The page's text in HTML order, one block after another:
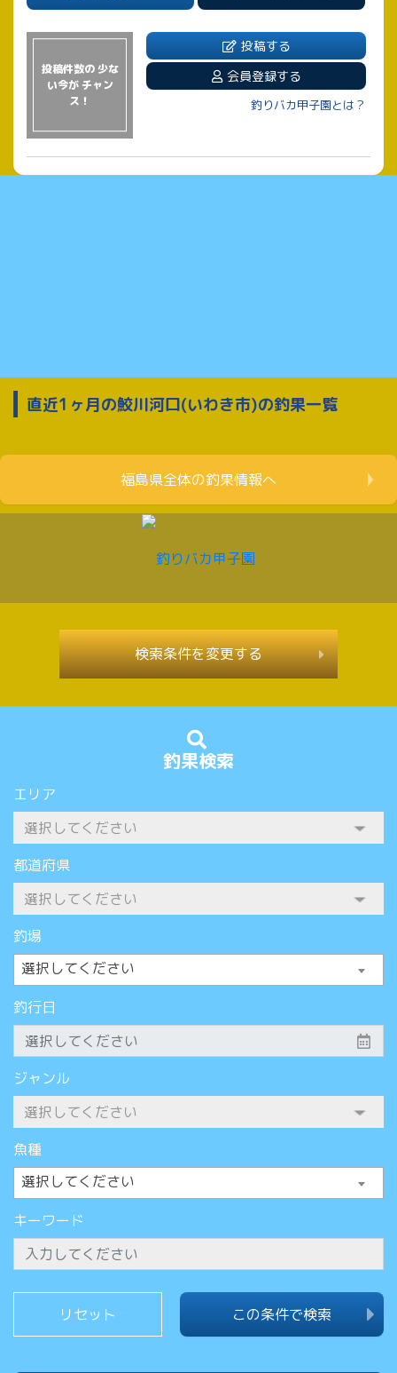
釣果検索
エリア
都道府県
釣場
選択してください
釣行日
ジャンル
魚種
選択してください
キーワード
この条件で検索
投稿件数の 少な
い今が チャン
ス！
投稿する
会員登録する
釣りバカ甲子園とは？
直近1ヶ月の鮫川河口(いわき市)の釣果一覧
福島県全体の釣果情報へ
検索条件を変更する